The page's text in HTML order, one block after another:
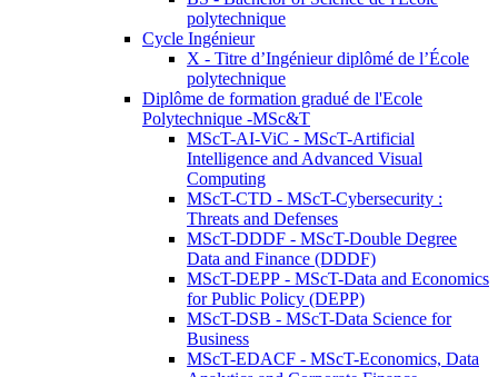
polytechnique
Cycle Ingénieur
X - Titre d’Ingénieur diplômé de l’École
polytechnique
Diplôme de formation gradué de l'Ecole
Polytechnique -MSc&T
MScT-AI-ViC - MScT-Artificial
Intelligence and Advanced Visual
Computing
MScT-CTD - MScT-Cybersecurity :
Threats and Defenses
MScT-DDDF - MScT-Double Degree
Data and Finance (DDDF)
MScT-DEPP - MScT-Data and Economics
for Public Policy (DEPP)
MScT-DSB - MScT-Data Science for
Business
MScT-EDACF - MScT-Economics, Data